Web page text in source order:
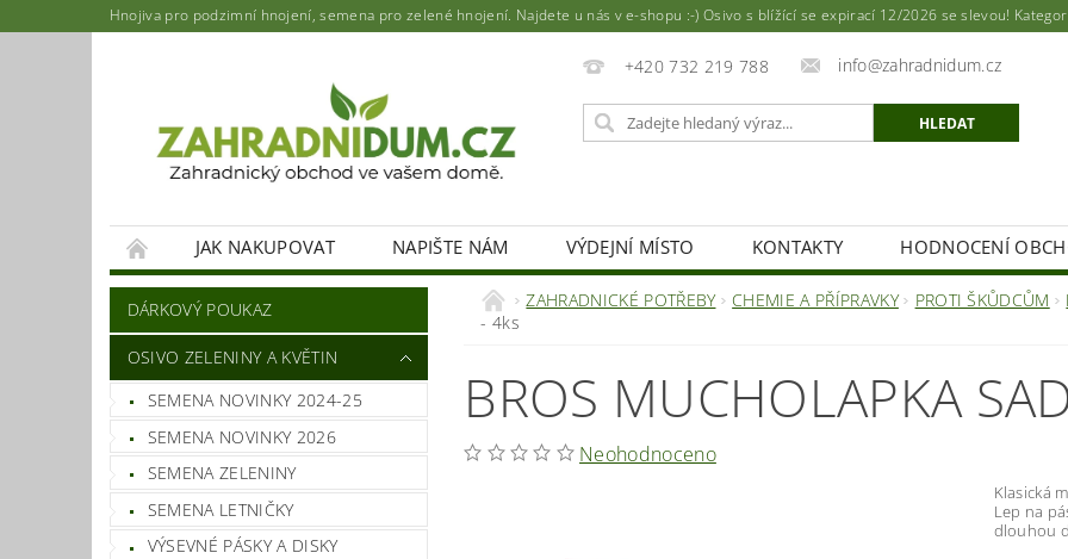
Hnojiva pro podzimní hnojení, semena pro zelené hnojení. Najdete u nás v e-shopu :-) Osivo s blížící se expirací 12/2026 se slevou! Kategorie
+420 732 219 788 info@zahradnidum.cz
JAK NAKUPOVAT NAPIŠTE NÁM VÝDEJNÍ MÍSTO KONTAKTY HODNOCENÍ
DÁRKOVÝ POUKAZ
OSIVO ZELENINY A KVĚTIN
SEMENA NOVINKY 2024-25
SEMENA NOVINKY 2026
SEMENA ZELENINY
SEMENA LETNIČKY
VÝSEVNÉ PÁSKY A DISKY
ZAHRADNICKÉ POTŘEBY CHEMIE A PŘÍPRAVKY PROTI ŠKŮDCŮM
- 4ks
BROS MUCHOLAPKA
Neohodnoceno
Klasická
Lep na
dlouhou